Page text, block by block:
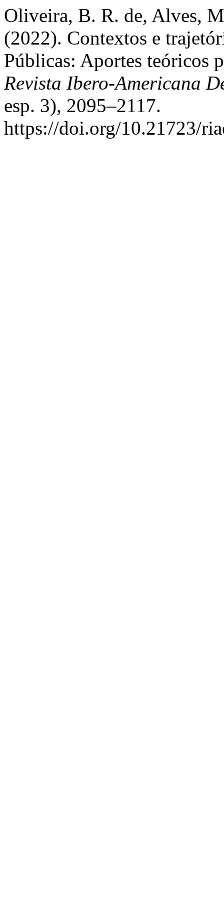
Oliveira, B. R. de, Alves,
(2022). Contextos e
Públicas: Aportes teóricos
Revista Ibero-Americana
esp. 3), 2095–2117.
https://doi.org/10.21723/